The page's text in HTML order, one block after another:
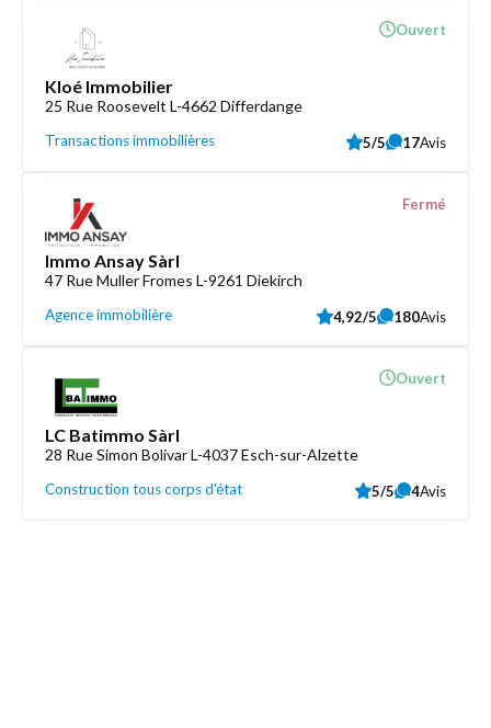
Kloé Immobilier
25 Rue Roosevelt L-4662 Differdange
Transactions immobilières
Ouvert
5/5 17Avis
Immo Ansay Sàrl
47 Rue Muller Fromes L-9261 Diekirch
Agence immobilière
Fermé
4,92/5 180Avis
LC Batimmo Sàrl
28 Rue Simon Bolivar L-4037 Esch-sur-Alzette
Construction tous corps d'état
Ouvert
5/5 4Avis